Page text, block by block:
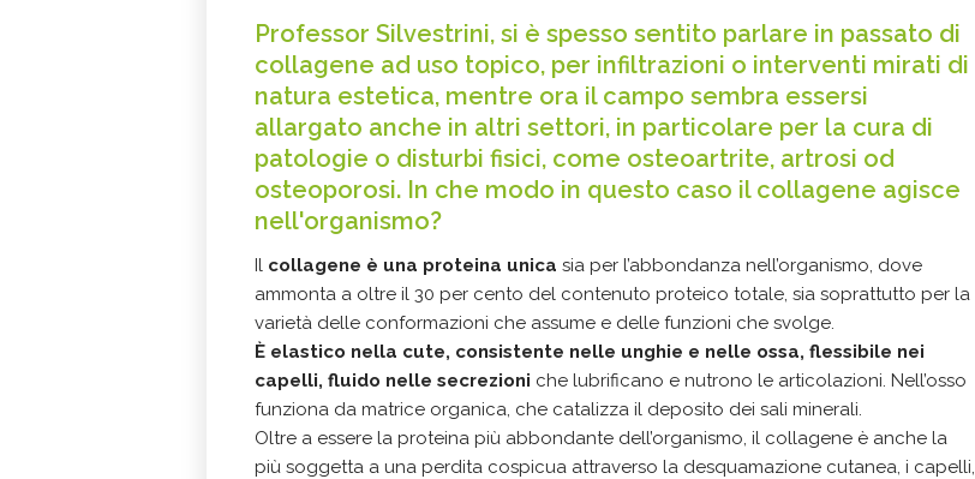
Professor Silvestrini, si è spesso sentito parlare in passato di
collagene ad uso topico, per infiltrazioni o interventi mirati di
natura estetica, mentre ora il campo sembra essersi
allargato anche in altri settori, in particolare per la cura di
patologie o disturbi fisici, come osteoartrite, artrosi od
osteoporosi. In che modo in questo caso il collagene agisce
nell'organismo?
Il collagene è una proteina unica sia per l’abbondanza nell’organismo, dove
ammonta a oltre il 30 per cento del contenuto proteico totale, sia soprattutto per la
varietà delle conformazioni che assume e delle funzioni che svolge.
È elastico nella cute, consistente nelle unghie e nelle ossa, flessibile nei
capelli, fluido nelle secrezioni che lubrificano e nutrono le articolazioni. Nell’osso
funziona da matrice organica, che catalizza il deposito dei sali minerali.
Oltre a essere la proteina più abbondante dell’organismo, il collagene è anche la
più soggetta a una perdita cospicua attraverso la desquamazione cutanea, i capelli,